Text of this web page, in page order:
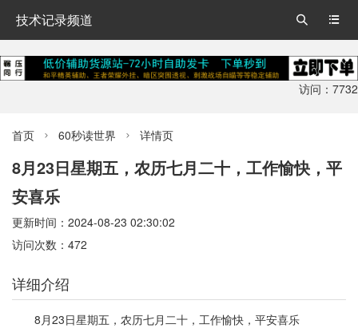
技术记录频道 

访问：7732
首页  60秒读世界  详情页
8月23日星期五，农历七月二十，工作愉快，平
安喜乐
更新时间：2024-08-23 02:30:02
访问次数：472
详细介绍
8月23日星期五，农历七月二十，工作愉快，平安喜乐